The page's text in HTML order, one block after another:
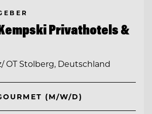
Privathotels &
OT Stolberg, Deutschland
(M/W/D)